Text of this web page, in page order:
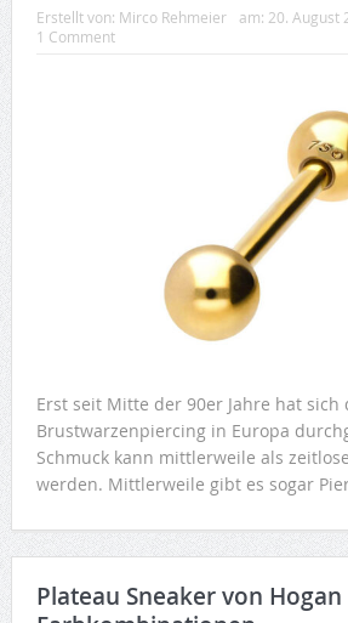
Erstellt von: Mirco Rehmeier am: 20. August
1 Comment
Erst seit Mitte der 90er Jahre hat sich
Brustwarzenpiercing in Europa
Schmuck kann mittlerweile als
werden. Mittlerweile gibt es sogar
Plateau Sneaker von